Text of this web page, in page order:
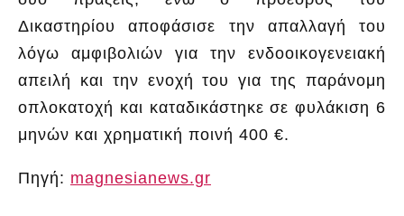
Δικαστηρίου αποφάσισε την απαλλαγή του
λόγω αμφιβολιών για την ενδοοικογενειακή
απειλή και την ενοχή του για της παράνομη
οπλοκατοχή και καταδικάστηκε σε φυλάκιση 6
μηνών και χρηματική ποινή 400 €.
Πηγή: magnesianews.gr